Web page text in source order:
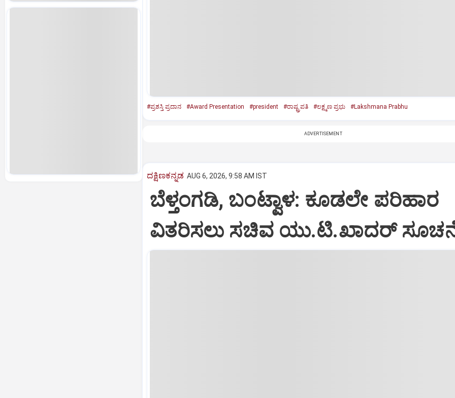
#ಪ್ರಶಸ್ತಿ ಪ್ರದಾನ #Award Presentation #president #ರಾಷ್ಟ್ರಪತಿ #ಲಕ್ಷ್ಮಣ ಪ್ರಭು #Lakshmana Prabhu
ADVERTISEMENT
ದಕ್ಷಿಣಕನ್ನಡ AUG 6, 2026, 9:58 AM IST
ಬೆಳ್ತಂಗಡಿ, ಬಂಟ್ವಾಳ: ಕೂಡಲೇ ಪರಿಹಾರ
ವಿತರಿಸಲು ಸಚಿವ ಯು.ಟಿ.ಖಾದರ್‌